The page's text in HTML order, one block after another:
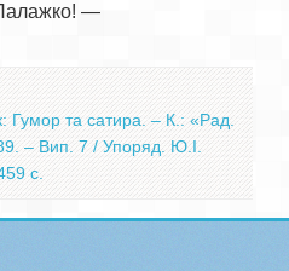
—
Гумор та сатира. – К.: «Рад.
– Вип. 7 / Упоряд. Ю.І.
с.